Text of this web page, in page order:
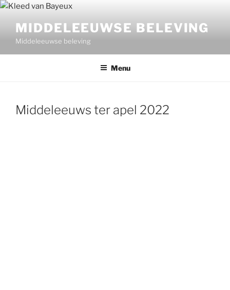
Ga
inhoud
MIDDELEEUWSE BELEVING
Middeleeuwse beleving
Menu
Middeleeuws ter apel 2022